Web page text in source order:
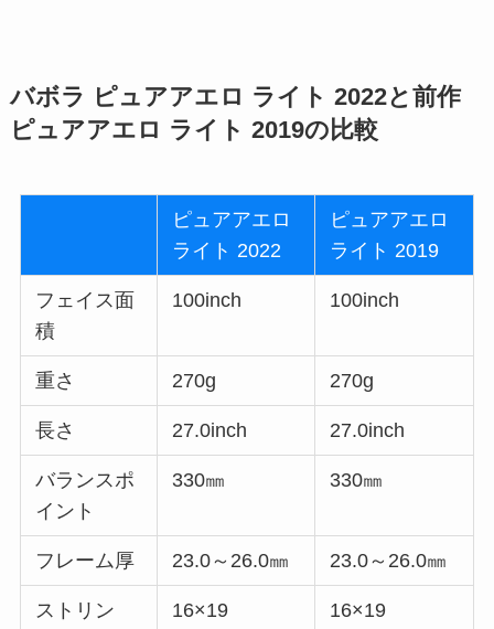
バボラ ピュアアエロ ライト 2022と前作
ピュアアエロ ライト 2019の比較
ピュアアエロ
ライト 2022
ピュアアエロ
ライト 2019
フェイス面
積
100inch 100inch
重さ 270g 270g
長さ 27.0inch 27.0inch
バランスポ
イント
330㎜ 330㎜
フレーム厚 23.0～26.0㎜ 23.0～26.0㎜
ストリン
16×19 16×19